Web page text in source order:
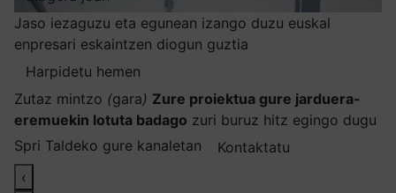
Jaso iezaguzu eta egunean izango duzu euskal
enpresari eskaintzen diogun guztia
Harpidetu hemen
Zutaz mintzo (gara) Zure proiektua gure jarduera-
eremuekin lotuta badago zuri buruz hitz egingo dugu
Spri Taldeko gure kanaletan
Kontaktatu
‹